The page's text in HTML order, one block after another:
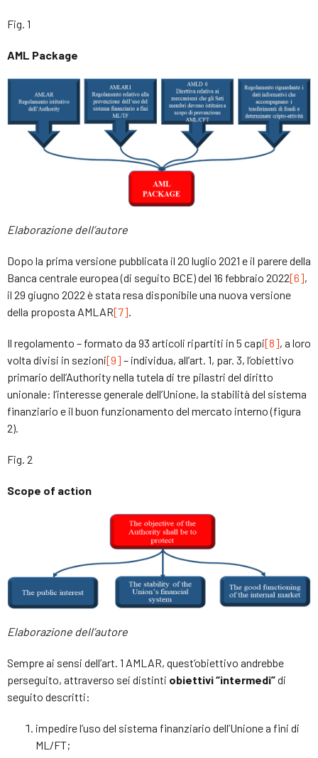
Fig. 1
AML Package
Elaborazione dell’autore
Dopo la prima versione pubblicata il 20 luglio 2021 e il parere della
Banca centrale europea (di seguito BCE) del 16 febbraio 2022[6],
il 29 giugno 2022 è stata resa disponibile una nuova versione
della proposta AMLAR[7].
Il regolamento – formato da 93 articoli ripartiti in 5 capi[8], a loro
volta divisi in sezioni[9] – individua, all’art. 1, par. 3, l’obiettivo
primario dell’Authority nella tutela di tre pilastri del diritto
unionale: l’interesse generale dell’Unione, la stabilità del sistema
finanziario e il buon funzionamento del mercato interno (figura
2).
Fig. 2
Scope of action
Elaborazione dell’autore
Sempre ai sensi dell’art. 1 AMLAR, quest’obiettivo andrebbe
perseguito, attraverso sei distinti obiettivi “intermedi”di
seguito descritti:
impedire l’uso del sistema finanziario dell’Unione a fini di
ML/FT;